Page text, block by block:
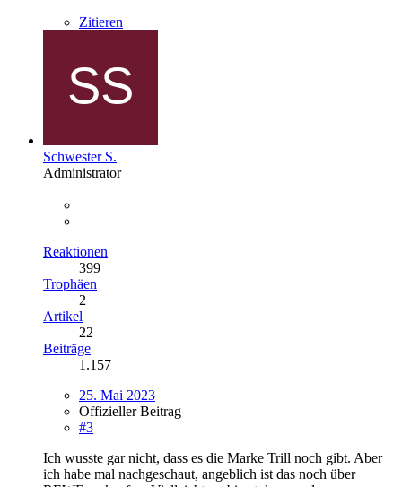
Zitieren
Schwester S.
Administrator
Reaktionen
399
Trophäen
2
Artikel
22
Beiträge
1.157
25. Mai 2023
Offizieller Beitrag
#3
Ich wusste gar nicht, dass es die Marke Trill noch gibt. Aber
ich habe mal nachgeschaut, angeblich ist das noch über